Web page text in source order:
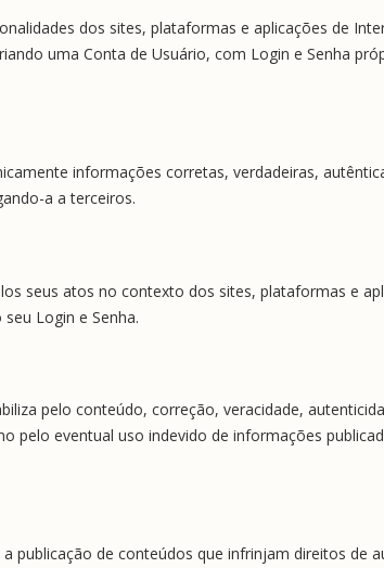
dos sites, plataformas e aplicações de
uma Conta de Usuário, com Login e Senha
informações corretas, verdadeiras,
a a terceiros.
seus atos no contexto dos sites, plataformas e
Login e Senha.
pelo conteúdo, correção, veracidade,
pelo eventual uso indevido de informações
a publicação de conteúdos que infrinjam direitos